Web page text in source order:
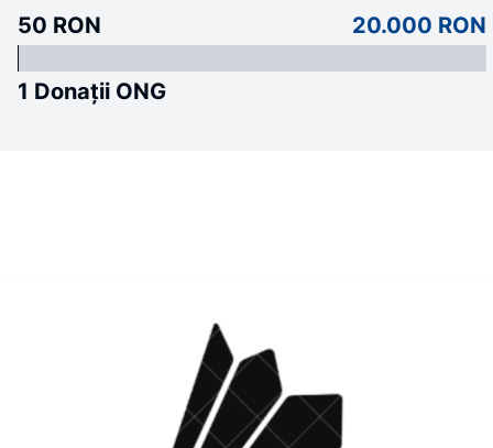
50 RON 20.000 RON
1 Donații ONG